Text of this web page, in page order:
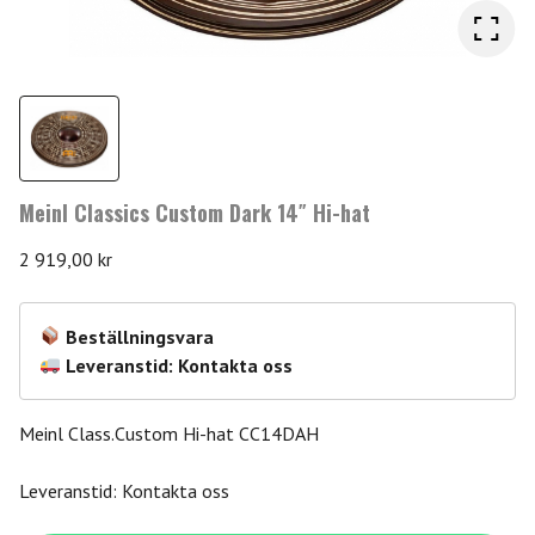
Meinl Classics Custom Dark 14″ Hi-hat
2 919,00 kr
Beställningsvara
Leveranstid: Kontakta oss
Meinl Class.Custom Hi-hat CC14DAH
Leveranstid: Kontakta oss